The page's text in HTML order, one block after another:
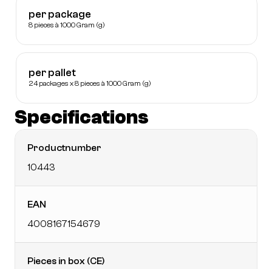
per package
8 pieces à 1000 Gram (g)
per pallet
24 packages x 8 pieces à 1000 Gram (g)
Specifications
Productnumber
10443
EAN
4008167154679
Pieces in box (CE)